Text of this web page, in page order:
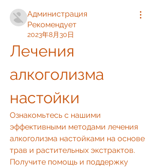
Администрация
Рекомендует
2023年8月30日
Лечения
алкоголизма
настойки
Ознакомьтесь с нашими
эффективными методами лечения
алкоголизма настойками на основе
трав и растительных экстрактов.
Получите помощь и поддержку